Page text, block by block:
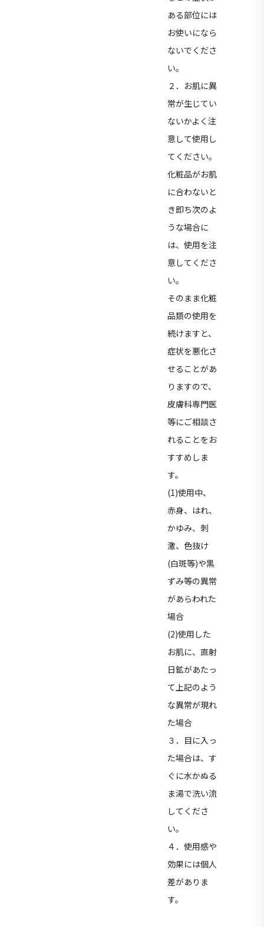
ある部位には
お使いになら
ないでくださ
い。
２．お肌に異
常が生じてい
ないかよく注
意して使用し
てください。
化粧品がお肌
に合わないと
き即ち次のよ
うな場合に
は、使用を注
意してくださ
い。
そのまま化粧
品類の使用を
続けますと、
症状を悪化さ
せることがあ
りますので、
皮膚科専門医
等にご相談さ
れることをお
すすめしま
す。
(1)使用中、
赤身、はれ、
かゆみ、刺
激、色抜け
(白斑等)や黒
ずみ等の異常
があらわれた
場合
(2)使用した
お肌に、直射
日鉱があたっ
て上記のよう
な異常が現れ
た場合
３．目に入っ
た場合は、す
ぐに水かぬる
ま湯で洗い流
してくださ
い。
４．使用感や
効果には個人
差がありま
す。